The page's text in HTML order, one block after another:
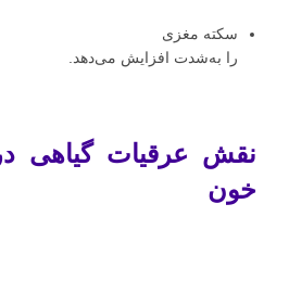
سکته مغزی
را به‌شدت افزایش می‌دهد.
نقش عرقیات گیاهی
خون